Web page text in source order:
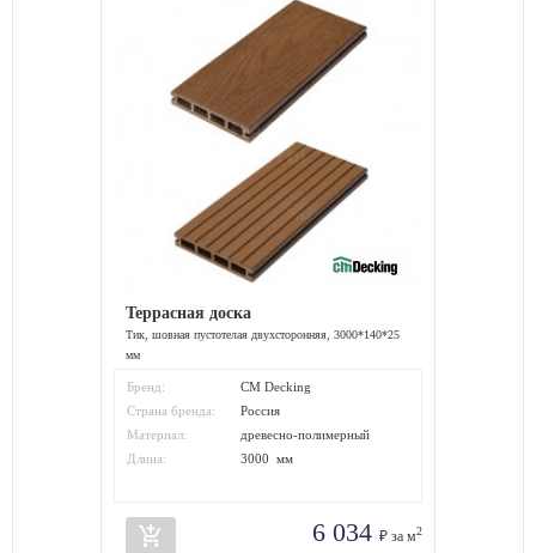
Террасная доска
Тик, шовная пустотелая двухсторонняя, 3000*140*25
мм
Бренд:
CM Decking
Страна бренда:
Россия
Материал:
древесно-полимерный
композит
Длина: 3000 мм
add_shopping_cart 6 034 ₽ за м2